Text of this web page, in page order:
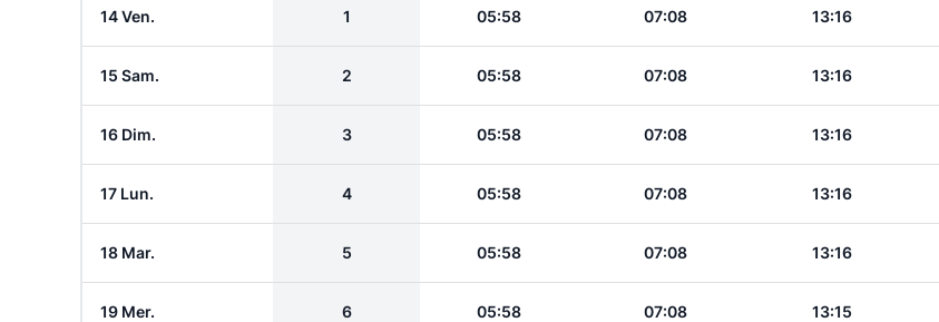
14 Ven. 1 05:58 07:08 13:16
15 Sam. 2 05:58 07:08 13:16
16 Dim. 3 05:58 07:08 13:16
17 Lun. 4 05:58 07:08 13:16
18 Mar. 5 05:58 07:08 13:16
19 Mer. 6 05:58 07:08 13:15